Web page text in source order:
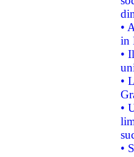
•
in
•
•
•
•